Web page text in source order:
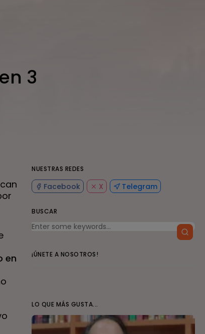
3
NUESTRAS REDES
Facebook X Telegram
BUSCAR
¡ÚNETE A NOSOTROS!
LO QUE MÁS GUSTA...
en